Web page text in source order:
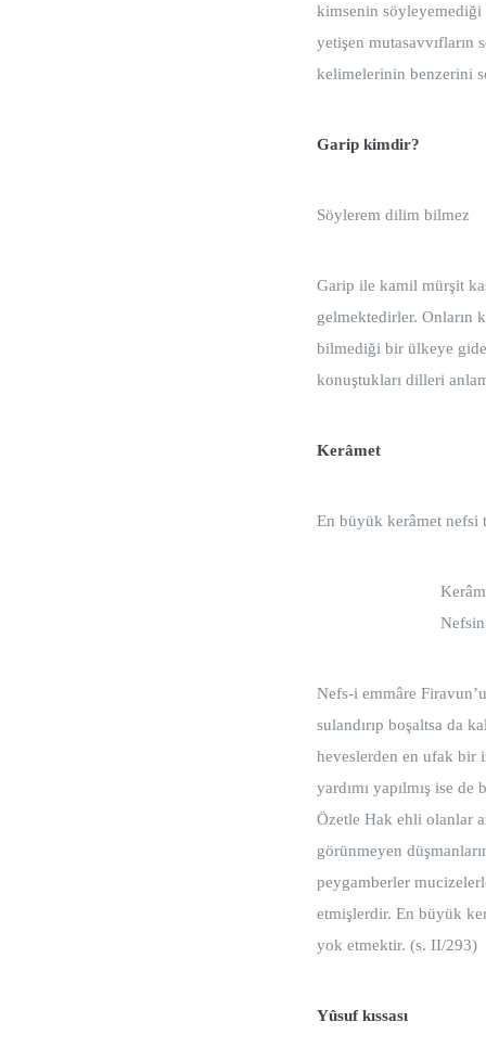
kimsenin
yetişen
kelimelerinin benzerini
Garip kimdir?
Söylerem dilim
Garip ile kamil mürşit
gelmektedirler. Onların
bilmediği bir ülkeye
konuştukları dilleri
Kerâmet
En büyük kerâmet nefsi
Nefs-i emmâre
sulandırıp boşaltsa da
heveslerden en ufak bir
yardımı yapılmış ise
Özetle Hak ehli olanlar
görünmeyen
peygamberler
etmişlerdir. En büyük
yok etmektir. (s. II/293)
Yûsuf kıssası